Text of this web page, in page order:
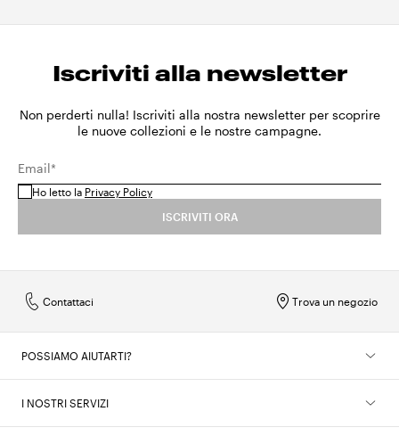
Iscriviti alla newsletter
Non perderti nulla! Iscriviti alla nostra newsletter per scoprire
le nuove collezioni e le nostre campagne.
Email*
Ho letto la Privacy Policy
ISCRIVITI ORA
Trova un negozio
Contattaci
POSSIAMO AIUTARTI?
I NOSTRI SERVIZI